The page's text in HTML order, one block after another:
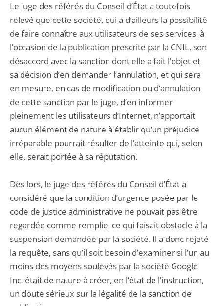
Le juge des référés du Conseil d’État a toutefois
relevé que cette société, qui a d’ailleurs la possibilité
de faire connaître aux utilisateurs de ses services, à
l’occasion de la publication prescrite par la CNIL, son
désaccord avec la sanction dont elle a fait l’objet et
sa décision d’en demander l’annulation, et qui sera
en mesure, en cas de modification ou d’annulation
de cette sanction par le juge, d’en informer
pleinement les utilisateurs d’Internet, n’apportait
aucun élément de nature à établir qu’un préjudice
irréparable pourrait résulter de l’atteinte qui, selon
elle, serait portée à sa réputation.
Dès lors, le juge des référés du Conseil d’État a
considéré que la condition d’urgence posée par le
code de justice administrative ne pouvait pas être
regardée comme remplie, ce qui faisait obstacle à la
suspension demandée par la société. Il a donc rejeté
la requête, sans qu’il soit besoin d’examiner si l’un au
moins des moyens soulevés par la société Google
Inc. était de nature à créer, en l’état de l’instruction,
un doute sérieux sur la légalité de la sanction de